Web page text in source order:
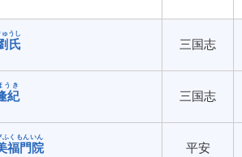
氏
ゅうし
三国志
紀
うき
三国志
福門院
ふくもんいん
平安